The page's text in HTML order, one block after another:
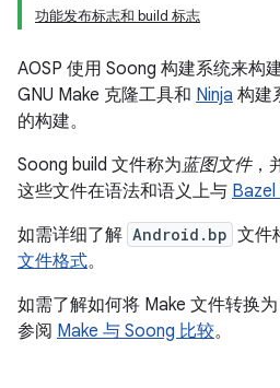
功能发布标志和 build 标志
AOSP 使用 Soong 构建系统来构
GNU Make 克隆工具和 Ninja 构建
的构建。
Soong build 文件称为蓝图文件，
这些文件在语法和语义上与
如需详细了解 Android.bp 文件
文件格式。
如需了解如何将 Make 文件转换为
参阅 Make 与 Soong 比较。